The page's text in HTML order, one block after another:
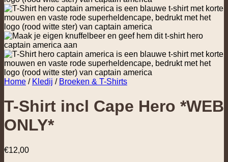
Home / Kledij / Broeken & T-Shirts
T-Shirt incl Cape Hero *WEB
ONLY*
€12,00